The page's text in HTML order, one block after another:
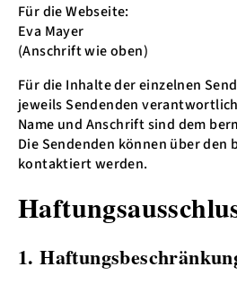
Für die Webseite:
Eva Mayer
(Anschrift wie oben)
Für die Inhalte der einzelnen
jeweils Sendenden
Name und Anschrift sind dem
Die Sendenden können über den
kontaktiert werden.
1.